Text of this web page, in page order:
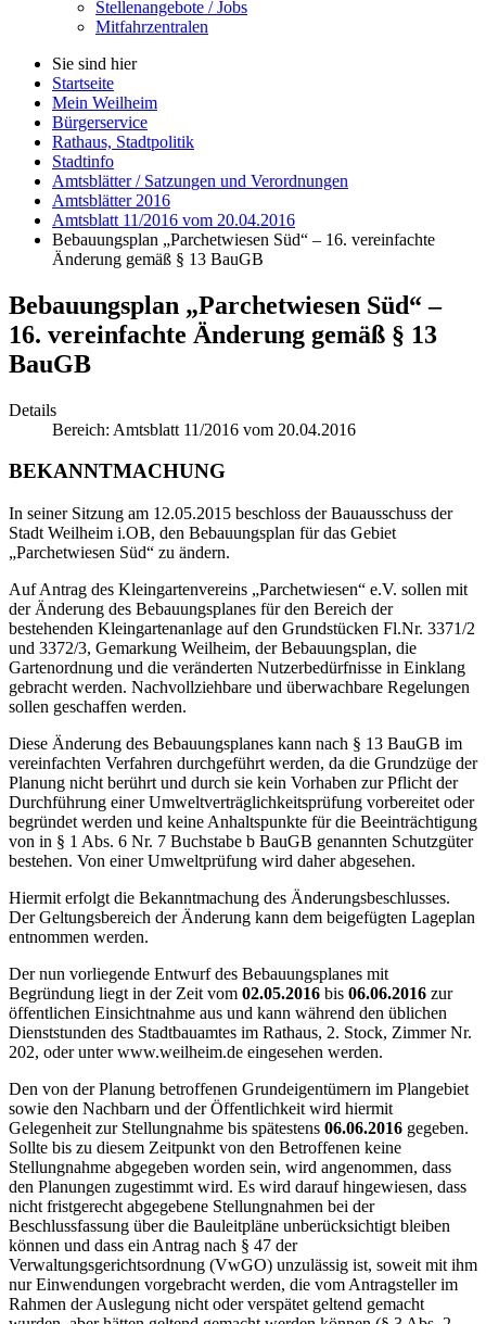
Stellenangebote / Jobs
Mitfahrzentralen
Sie sind hier
Startseite
Mein Weilheim
Bürgerservice
Rathaus, Stadtpolitik
Stadtinfo
Amtsblätter / Satzungen und Verordnungen
Amtsblätter 2016
Amtsblatt 11/2016 vom 20.04.2016
Bebauungsplan „Parchetwiesen Süd“ – 16. vereinfachte
Änderung gemäß § 13 BauGB
Bebauungsplan „Parchetwiesen Süd“ –
16. vereinfachte Änderung gemäß § 13
BauGB
Details
Bereich: Amtsblatt 11/2016 vom 20.04.2016
BEKANNTMACHUNG
In seiner Sitzung am 12.05.2015 beschloss der Bauausschuss der
Stadt Weilheim i.OB, den Bebauungsplan für das Gebiet
„Parchetwiesen Süd“ zu ändern.
Auf Antrag des Kleingartenvereins „Parchetwiesen“ e.V. sollen mit
der Änderung des Bebauungsplanes für den Bereich der
bestehenden Kleingartenanlage auf den Grundstücken Fl.Nr. 3371/2
und 3372/3, Gemarkung Weilheim, der Bebauungsplan, die
Gartenordnung und die veränderten Nutzerbedürfnisse in Einklang
gebracht werden. Nachvollziehbare und überwachbare Regelungen
sollen geschaffen werden.
Diese Änderung des Bebauungsplanes kann nach § 13 BauGB im
vereinfachten Verfahren durchgeführt werden, da die Grundzüge der
Planung nicht berührt und durch sie kein Vorhaben zur Pflicht der
Durchführung einer Umweltverträglichkeitsprüfung vorbereitet oder
begründet werden und keine Anhaltspunkte für die Beeinträchtigung
von in § 1 Abs. 6 Nr. 7 Buchstabe b BauGB genannten Schutzgüter
bestehen. Von einer Umweltprüfung wird daher abgesehen.
Hiermit erfolgt die Bekanntmachung des Änderungsbeschlusses.
Der Geltungsbereich der Änderung kann dem beigefügten Lageplan
entnommen werden.
Der nun vorliegende Entwurf des Bebauungsplanes mit
Begründung liegt in der Zeit vom 02.05.2016 bis 06.06.2016 zur
öffentlichen Einsichtnahme aus und kann während den üblichen
Dienststunden des Stadtbauamtes im Rathaus, 2. Stock, Zimmer Nr.
202, oder unter www.weilheim.de eingesehen werden.
Den von der Planung betroffenen Grundeigentümern im Plangebiet
sowie den Nachbarn und der Öffentlichkeit wird hiermit
Gelegenheit zur Stellungnahme bis spätestens 06.06.2016 gegeben.
Sollte bis zu diesem Zeitpunkt von den Betroffenen keine
Stellungnahme abgegeben worden sein, wird angenommen, dass
den Planungen zugestimmt wird. Es wird darauf hingewiesen, dass
nicht fristgerecht abgegebene Stellungnahmen bei der
Beschlussfassung über die Bauleitpläne unberücksichtigt bleiben
können und dass ein Antrag nach § 47 der
Verwaltungsgerichtsordnung (VwGO) unzulässig ist, soweit mit ihm
nur Einwendungen vorgebracht werden, die vom Antragsteller im
Rahmen der Auslegung nicht oder verspätet geltend gemacht